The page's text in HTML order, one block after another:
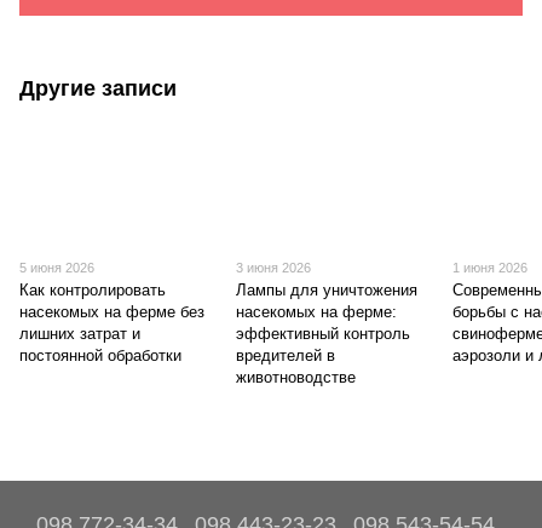
Другие записи
5 июня 2026
Как контролировать
насекомых на ферме без
лишних затрат и
постоянной обработки
3 июня 2026
Лампы для уничтожения
насекомых на ферме:
эффективный контроль
вредителей в
животноводстве
1 июня 2026
борьбы с
аэрозоли и